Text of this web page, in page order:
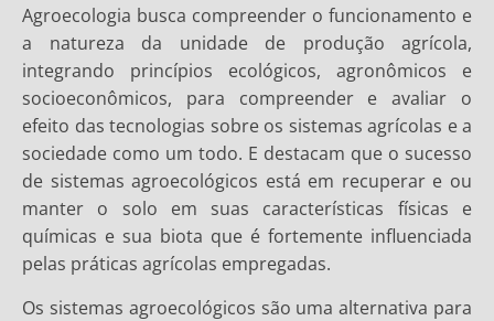
Agroecologia busca compreender o funcionamento e
a natureza da unidade de produção agrícola,
integrando princípios ecológicos, agronômicos e
socioeconômicos, para compreender e avaliar o
efeito das tecnologias sobre os sistemas agrícolas e a
sociedade como um todo. E destacam que o sucesso
de sistemas agroecológicos está em recuperar e ou
manter o solo em suas características físicas e
químicas e sua biota que é fortemente influenciada
pelas práticas agrícolas empregadas.
Os sistemas agroecológicos são uma alternativa para